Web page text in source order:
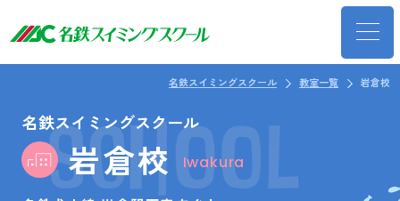
名鉄スイミングスクール 教室一覧 岩倉校
名鉄スイミングスクール
岩倉校 Iwakura